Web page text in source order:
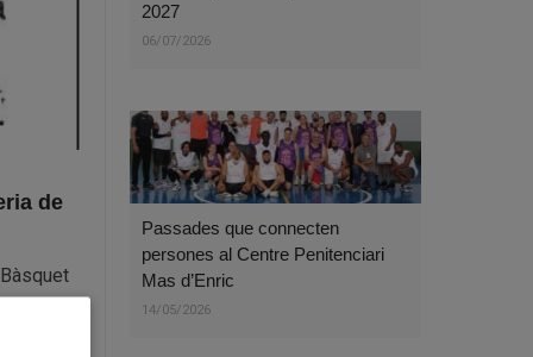
de
2027
06/07/2026
Passades que connecten
persones al Centre Penitenciari
Mas d’Enric
14/05/2026